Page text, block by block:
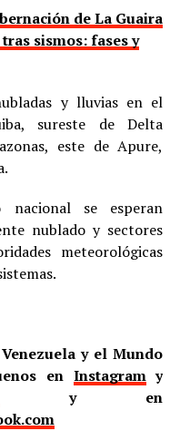
de La Guaira
sismos: fases y
y lluvias en el
sureste de Delta
este de Apure,
se esperan
nublado y sectores
meteorológicas
y el Mundo
en Instagramy
y en